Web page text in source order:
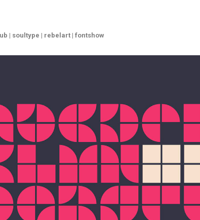
| soultype | rebelart | fontshow